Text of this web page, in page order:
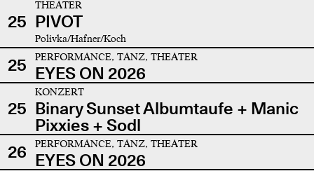
25
THEATER
PIVOT
Polivka/Hafner/Koch
25 PERFORMANCE, TANZ, THEATER
EYES ON 2026
25
KONZERT
Binary Sunset Albumtaufe + Manic
Pixxies + Sodl
26
PERFORMANCE, TANZ, THEATER
EYES ON 2026